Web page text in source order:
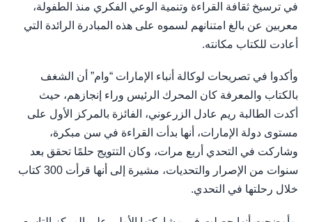
في ترسيخ ثقافة القراءة وتنمية الوعي الفكري منذ الطفولة،
معربين عن بالغ امتنانهم لسموه على هذه المبادرة الرائدة التي
أعادت للكتاب مكانته.
وأكدوا في تصريحات لوكالة أنباء الإمارات “وام” أن الشغف
بالكتاب والمعرفة كان المحرك الرئيس وراء إنجازهم، حيث
أكدت الطالبة ريم عادل الزرعوني، الفائزة بالمركز الأول على
مستوى دولة الإمارات، أنها بدأت القراءة في سن مبكرة،
وشاركت في التحدي أربع مرات، وكان التتويج حلمًا تحقق بعد
سنوات من الإصرار والتحديات، مشيرة إلى أنها قرأت 300 كتاب
خلال رحلتها في التحدي.